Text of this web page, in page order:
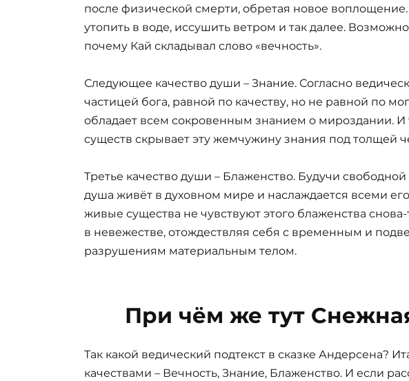
после физической смерти, обретая новое
утопить в воде, иссушить ветром и так далее.
почему Кай складывал слово «вечность».
Следующее качество души – Знание. Согласно
частицей бога, равной по качеству, но не равной по
обладает всем сокровенным знанием о мироздании. И
существ скрывает эту жемчужину знания под толщей
Третье качество души – Блаженство. Будучи
душа живёт в духовном мире и наслаждается всеми
живые существа не чувствуют этого блаженства
в невежестве, отождествляя себя с временным и
разрушениям материальным телом.
При чём же тут
Так какой ведический подтекст в сказке Андерсена?
качествами – Вечность, Знание, Блаженство. И если